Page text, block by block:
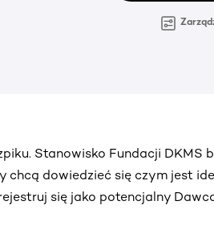
Stanowisko Fundacji DKMS
chcą dowiedzieć się czym jest
się jako potencjalny